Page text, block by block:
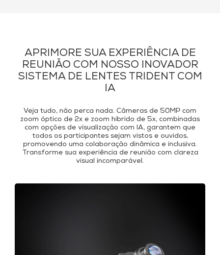
APRIMORE SUA EXPERIÊNCIA DE
REUNIÃO COM NOSSO INOVADOR
SISTEMA DE LENTES TRIDENT COM
IA
Veja tudo, não perca nada. Câmeras de 50MP com
zoom óptico de 2x e zoom híbrido de 5x, combinadas
com opções de visualização com IA, garantem que
todos os participantes sejam vistos e ouvidos,
promovendo uma colaboração dinâmica e inclusiva.
Transforme sua experiência de reunião com clareza
visual incomparável.